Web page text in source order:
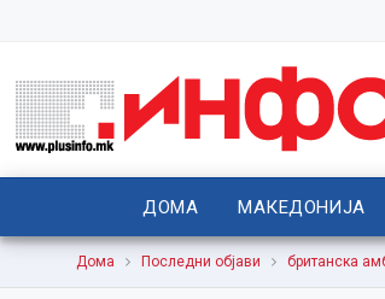
ДОМА МАКЕДОНИЈА
Дома Последни објави британска